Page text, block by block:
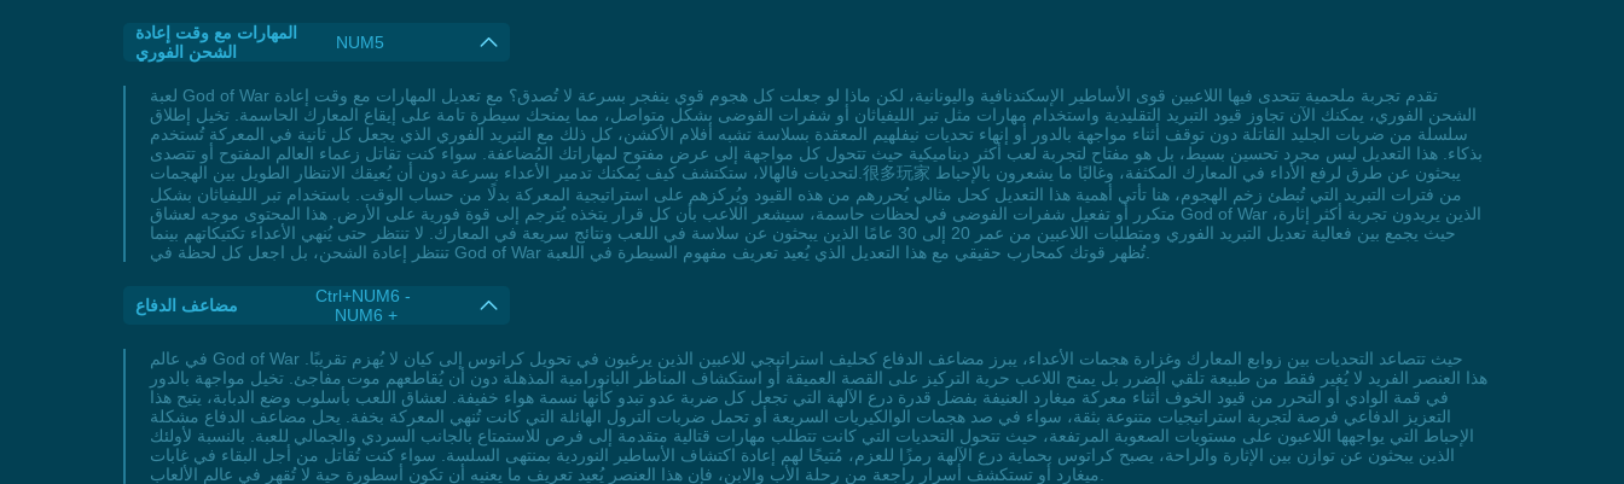
المهارات مع وقت إعادة
الشحن الفوري
NUM5
لعبة God of War تقدم تجربة ملحمية تتحدى فيها اللاعبين قوى الأساطير الإسكندنافية واليونانية، لكن ماذا لو جعلت كل هجوم قوي ينفجر بسرعة لا تُصدق؟ مع تعديل المهارات مع وقت إعادة
الشحن الفوري، يمكنك الآن تجاوز قيود التبريد التقليدية واستخدام مهارات مثل تبر الليفياثان أو شفرات الفوضى بشكل متواصل، مما يمنحك سيطرة تامة على إيقاع المعارك الحاسمة. تخيل إطلاق
سلسلة من ضربات الجليد القاتلة دون توقف أثناء مواجهة بالدور أو إنهاء تحديات نيفلهيم المعقدة بسلاسة تشبه أفلام الأكشن، كل ذلك مع التبريد الفوري الذي يجعل كل ثانية في المعركة تُستخدم
بذكاء. هذا التعديل ليس مجرد تحسين بسيط، بل هو مفتاح لتجربة لعب أكثر ديناميكية حيث تتحول كل مواجهة إلى عرض مفتوح لمهاراتك المُضاعفة. سواء كنت تقاتل زعماء العالم المفتوح أو تتصدى
لتحديات فالهالا، ستكتشف كيف يُمكنك تدمير الأعداء بسرعة دون أن يُعيقك الانتظار الطويل بين الهجمات.很多玩家 يبحثون عن طرق لرفع الأداء في المعارك المكثفة، وغالبًا ما يشعرون بالإحباط
من فترات التبريد التي تُبطئ زخم الهجوم، هنا تأتي أهمية هذا التعديل كحل مثالي يُحررهم من هذه القيود ويُركزهم على استراتيجية المعركة بدلًا من حساب الوقت. باستخدام تبر الليفياثان بشكل
متكرر أو تفعيل شفرات الفوضى في لحظات حاسمة، سيشعر اللاعب بأن كل قرار يتخذه يُترجم إلى قوة فورية على الأرض. هذا المحتوى موجه لعشاق God of War الذين يريدون تجربة أكثر إثارة،
حيث يجمع بين فعالية تعديل التبريد الفوري ومتطلبات اللاعبين من عمر 20 إلى 30 عامًا الذين يبحثون عن سلاسة في اللعب ونتائج سريعة في المعارك. لا تنتظر حتى يُنهي الأعداء تكتيكاتهم بينما
مضاعف الدفاع
Ctrl+NUM6 -
NUM6 +
في عالم God of War حيث تتصاعد التحديات بين زوابع المعارك وغزارة هجمات الأعداء، يبرز مضاعف الدفاع كحليف استراتيجي للاعبين الذين يرغبون في تحويل كراتوس إلى كيان لا يُهزم تقريبًا.
هذا العنصر الفريد لا يُغير فقط من طبيعة تلقي الضرر بل يمنح اللاعب حرية التركيز على القصة العميقة أو استكشاف المناظر البانورامية المذهلة دون أن يُقاطعهم موت مفاجئ. تخيل مواجهة بالدور
في قمة الوادي أو التحرر من قيود الخوف أثناء معركة ميغارد العنيفة بفضل قدرة درع الآلهة التي تجعل كل ضربة عدو تبدو كأنها نسمة هواء خفيفة. لعشاق اللعب بأسلوب وضع الدبابة، يتيح هذا
التعزيز الدفاعي فرصة لتجربة استراتيجيات متنوعة بثقة، سواء في صد هجمات الوالكيريات السريعة أو تحمل ضربات الترول الهائلة التي كانت تُنهي المعركة بخفة. يحل مضاعف الدفاع مشكلة
الإحباط التي يواجهها اللاعبون على مستويات الصعوبة المرتفعة، حيث تتحول التحديات التي كانت تتطلب مهارات قتالية متقدمة إلى فرص للاستمتاع بالجانب السردي والجمالي للعبة. بالنسبة لأولئك
الذين يبحثون عن توازن بين الإثارة والراحة، يصبح كراتوس بحماية درع الآلهة رمزًا للعزم، مُتيحًا لهم إعادة اكتشاف الأساطير النوردية بمنتهى السلسة. سواء كنت تُقاتل من أجل البقاء في غابات